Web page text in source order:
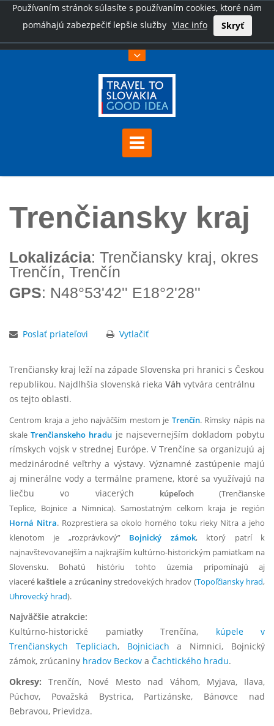
Používaním stránok súlasíte s používaním cookies, ktoré nám
pomáhajú zabezpečiť lepšie služby Viac info Skryť
Trenčiansky kraj
Lokalizácia: Trenčiansky kraj, okres
Trenčín, Trenčín
GPS: N48°53'42'' E18°2'28''
Poslať priateľovi Vytlačiť
Trenčiansky kraj leží na západe Slovenska pri hranici s Českou
republikou. Najdlhšia slovenská rieka Váh vytvára centrálnu
os tejto oblasti.
Centrom kraja a jeho najväčším mestom je Trenčín. Rímsky nápis na
skale Trenčianskeho hraduje najsevernejším dokladom pobytu
rímskych vojsk v strednej Európe. V Trenčíne sa organizujú aj
medzinárodné veľtrhy a výstavy. Významné zastúpenie majú
aj minerálne vody a termálne pramene, ktoré sa využívajú na
liečbu vo viacerých kúpeľoch(Trenčianske
Teplice, Bojnice a Nimnica). Samostatným celkom kraja je región
Horná Nitra. Rozprestiera sa okolo horného toku rieky Nitra a jeho
klenotom je „rozprávkový” Bojnický zámok, ktorý patrí k
najnavštevovanejším a najkrajším kultúrno-historickým pamiatkam na
Slovensku. Bohatú históriu tohto územia pripomínajú aj
viaceré kaštiele azrúcaninystredovekých hradov (Topoľčiansky hrad,
Uhrovecký hrad).
Najväčšie atrakcie:
Kultúrno-historické pamiatky Trenčína, kúpele v
Trenčianskych Tepliciach, Bojniciach a Nimnici, Bojnický
zámok, zrúcaniny hradov Beckov a Čachtického hradu.
Okresy: Trenčín, Nové Mesto nad Váhom, Myjava, Ilava,
Púchov, Považská Bystrica, Partizánske, Bánovce nad
Bebravou, Prievidza.